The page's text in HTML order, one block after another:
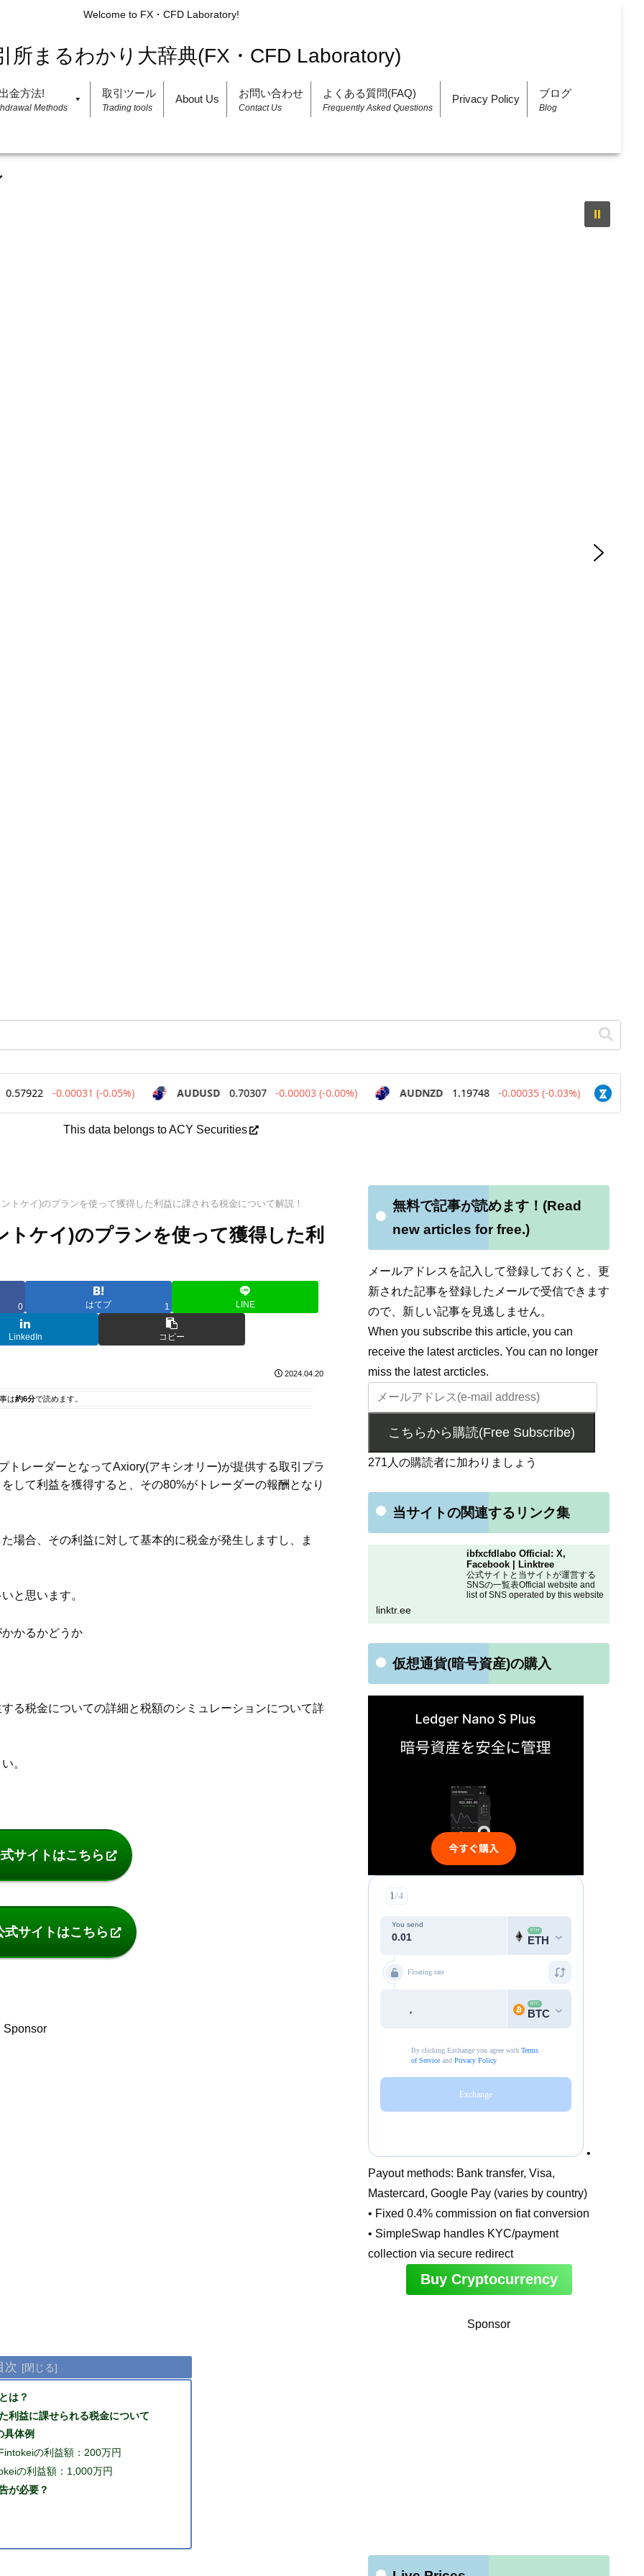
Welcome to FX・CFD Laboratory!
金方法!
Methods
取引ツール
Trading tools
About Us お問い合わせ
Contact Us
よくある質問(FAQ)
Frequently Asked Questions
Privacy Policy ブログ
Blog
This data belongs to ACY Securities
トケイ)のプランを使って獲得した利益に課される税金について解説！
ケイ)のプランを使って獲得した利
0 はてブ 1 LINE
LinkedIn コピー
2024.04.20
は約6分で読めます。
レーダーとなってAxiory(アキシオリー)が提供する取引プラ
して利益を獲得すると、その80%がトレーダーの報酬となり
場合、その利益に対して基本的に税金が発生しますし、ま
と思います。
かるかどうか
る税金についての詳細と税額のシミュレーションについて詳
。
サイトはこちら
サイトはこちら
Sponsor
次
は？
利益に課せられる税金について
体例
の利益額：200万円
の利益額：1,000万円
が必要？
無料で記事が読めます！(Read
new articles for free.)
メールアドレスを記入して登録しておくと、更
新された記事を登録したメールで受信できます
ので、新しい記事を見逃しません。
When you subscribe this article, you can
receive the latest arcticles. You can no longer
miss the latest arcticles.
こちらから購読(Free Subscribe)
271人の購読者に加わりましょう
当サイトの関連するリンク集
ibfxcfdlabo Official: X,
Facebook | Linktree
公式サイトと当サイトが運営する
SNSの一覧表Official website and
list of SNS operated by this website
linktr.ee
仮想通貨(暗号資産)の購入
•
Payout methods: Bank transfer, Visa,
Mastercard, Google Pay (varies by country)
• Fixed 0.4% commission on fiat conversion
• SimpleSwap handles KYC/payment
collection via secure redirect
Buy Cryptocurrency
Sponsor